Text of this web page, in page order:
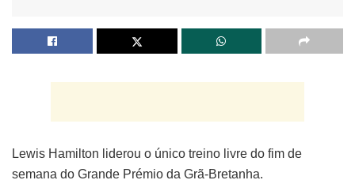
Lewis Hamilton liderou o único treino livre do fim de
semana do Grande Prémio da Grã-Bretanha.